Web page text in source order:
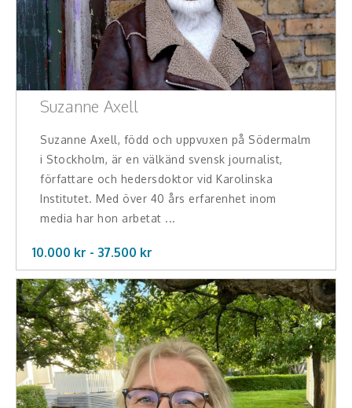
Suzanne Axell
Suzanne Axell, född och uppvuxen på Södermalm
i Stockholm, är en välkänd svensk journalist,
författare och hedersdoktor vid Karolinska
Institutet. Med över 40 års erfarenhet inom
media har hon arbetat ...
10.000 kr - 37.500 kr